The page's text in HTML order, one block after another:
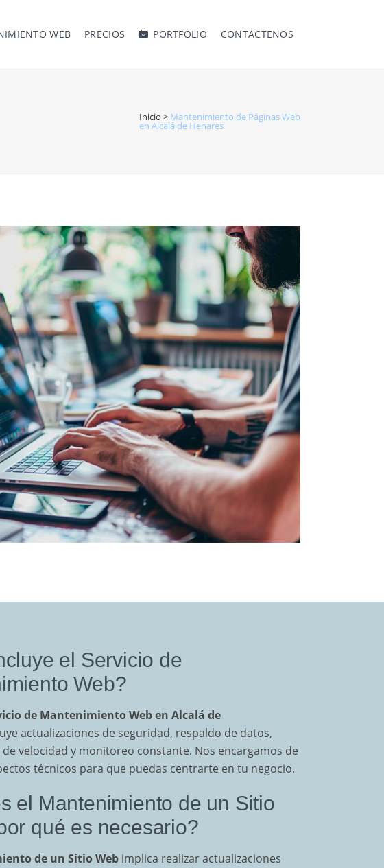
WEB PRECIOS PORTFOLIO CONTACTENOS
Inicio > Mantenimiento de Páginas Web
en Alcalá de Henares
el Servicio de
Web?
de Mantenimiento Web en Alcalá de
actualizaciones de seguridad, respaldo de datos,
velocidad y monitoreo constante. Nos encargamos de
técnicos para que puedas centrarte en tu negocio.
el Mantenimiento de un Sitio
qué es necesario?
de un Sitio Web implica realizar actualizaciones